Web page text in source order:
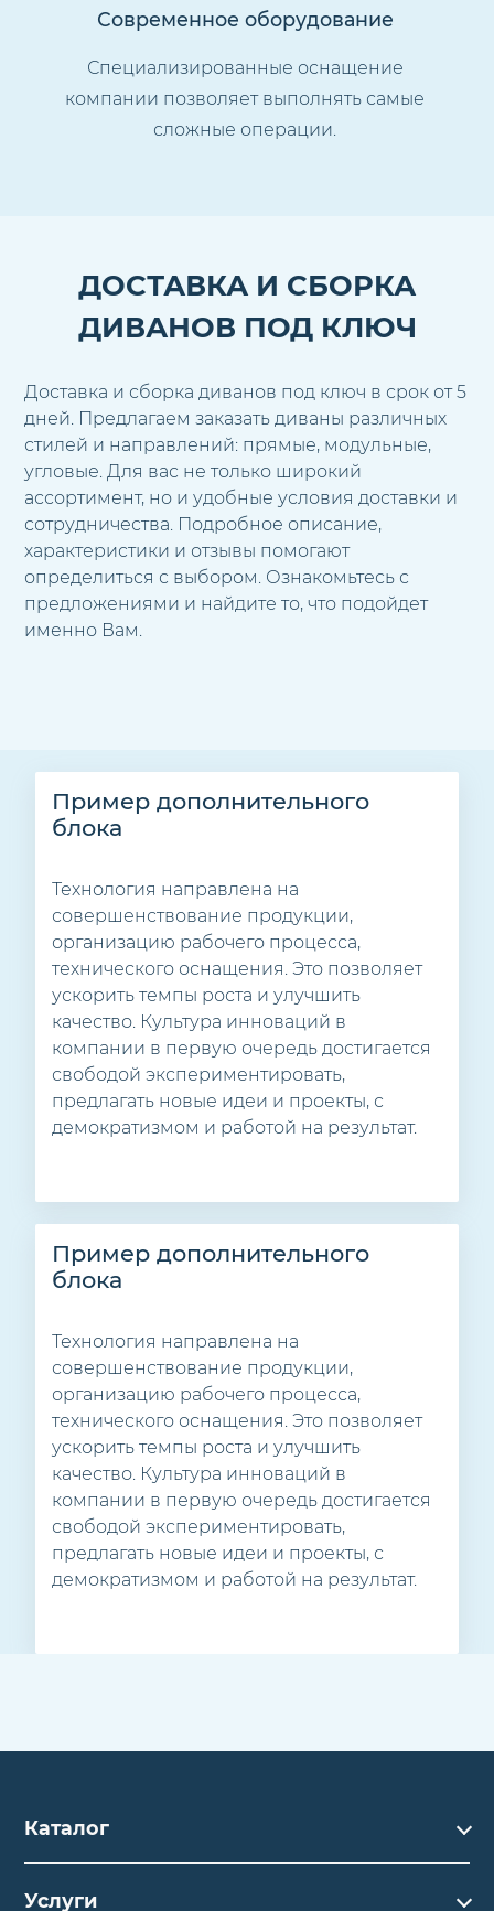
Современное оборудование
Специализированные оснащение
компании позволяет выполнять самые
сложные операции.
ДОСТАВКА И СБОРКА
ДИВАНОВ ПОД КЛЮЧ
Доставка и сборка диванов под ключ в срок от 5
дней. Предлагаем заказать диваны различных
стилей и направлений: прямые, модульные,
угловые. Для вас не только широкий
ассортимент, но и удобные условия доставки и
сотрудничества. Подробное описание,
характеристики и отзывы помогают
определиться с выбором. Ознакомьтесь с
предложениями и найдите то, что подойдет
именно Вам.
Пример дополнительного
блока
Технология направлена на
совершенствование продукции,
организацию рабочего процесса,
технического оснащения. Это позволяет
ускорить темпы роста и улучшить
качество. Культура инноваций в
компании в первую очередь достигается
свободой экспериментировать,
предлагать новые идеи и проекты, с
демократизмом и работой на результат.
Пример дополнительного
блока
Технология направлена на
совершенствование продукции,
организацию рабочего процесса,
технического оснащения. Это позволяет
ускорить темпы роста и улучшить
качество. Культура инноваций в
компании в первую очередь достигается
свободой экспериментировать,
предлагать новые идеи и проекты, с
демократизмом и работой на результат.
Каталог
Каталог
Услуги